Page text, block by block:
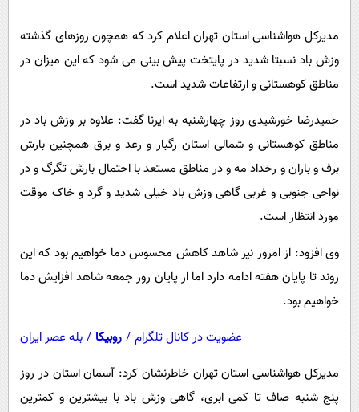
فناوری
گوناگون
محیط زیست
فرهنگی
حیات وحش
روانشناسی
آشپزی
دانلود
مدیرکل هواشناسی استان تهران اعلام کرد که همچون روزهای گذشته
وزش باد نسبتا شدید در پایتخت پیش بینی می شود که این میزان در
مناطق کوهستانی و ارتفاعات شدید است.
حمیدرضا خورشیدی روز چهارشنبه به ایرنا گفت: علاوه بر وزش باد در
مناطق کوهستانی و شمالی استان رگبار و رعد و برق همچنین بارش
برف و باران و رخداد مه و در مناطق مستعد با احتمال بارش تگرگ و در
نواحی جنوبی و غربی گاهی وزش باد خیلی شدید و گرد و خاک موقت
مورد انتظار است.
وی افزود: از امروز نیز شاهد کاهش محسوس دما خواهیم بود که این
روند تا پایان هفته ادامه دارد اما از پایان روز جمعه شاهد افزایش دما
خواهیم بود.
عضویت در کانال تلگرام / روبیکا / بله عصر ایران
مدیرکل هواشناسی استان تهران خاطرنشان کرد: آسمان استان در روز
پنج شنبه صاف تا کمی ابری، گاهی وزش باد با بیشترین و کمترین